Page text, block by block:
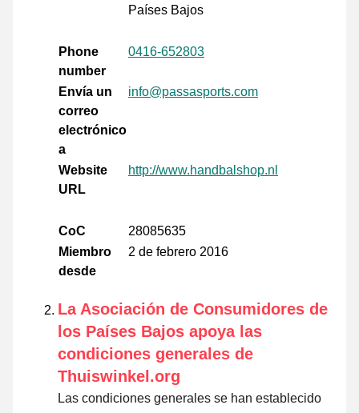
Países Bajos
Phone
number
0416-652803
Envía un
correo
electrónico
a
info@passasports.com
Website
URL
http://www.handbalshop.nl
CoC
28085635
Miembro
desde
2 de febrero 2016
La Asociación de Consumidores de
los Países Bajos apoya las
condiciones generales de
Thuiswinkel.org
Las condiciones generales se han establecido